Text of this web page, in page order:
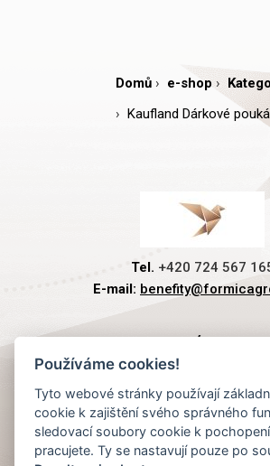
Domů e-shop
Kaufland Dárkové
Tel. +420 724 567
E-mail:
RYCHLÁ
Používáme cookies!
Tyto webové stránky používají
cookie k zajištění svého správného
sledovací soubory cookie k
pracujete. Ty se nastavují pouze po